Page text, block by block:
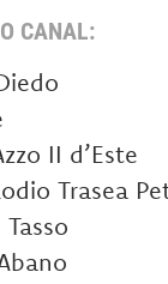
CANAL:
II d’Este
Trasea